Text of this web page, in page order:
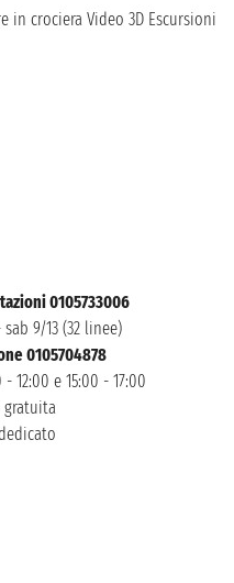
in crociera Video 3D Escursioni
0105733006
9/13 (32 linee)
0105704878
12:00 e 15:00 - 17:00
gratuita